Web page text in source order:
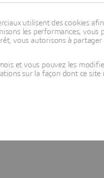
produits.Les techniques de
stéréo, la visualisation des
permettent de
masse, et peut intégrer
fonctionnalités de flux
et
utilisent des cookies
les performances,
vous autorisons à partager
et vous pouvez les
sur la façon dont ce